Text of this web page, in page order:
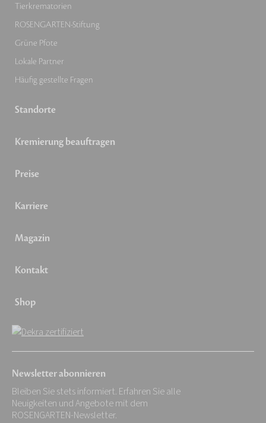
Tierkrematorien
ROSENGARTEN-Stiftung
Grüne Pfote
Lokale Partner
Häufig gestellte Fragen
Standorte
Kremierung beauftragen
Preise
Karriere
Magazin
Kontakt
Shop
Newsletter abonnieren
Bleiben Sie stets informiert. Erfahren Sie alle
Neuigkeiten und Angebote mit dem
ROSENGARTEN-Newsletter.